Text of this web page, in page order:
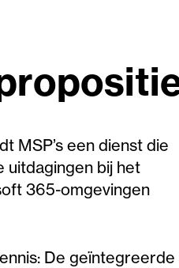
MSP’s een dienst die
uitdagingen bij het
365-omgevingen
De geïntegreerde